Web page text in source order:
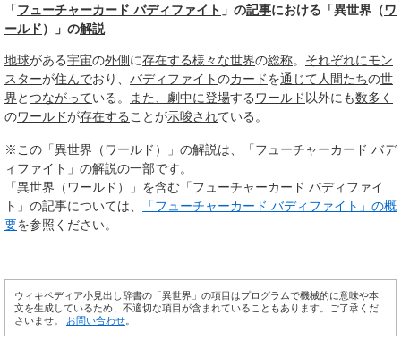
「フューチャーカード バディファイト 」の記事における「異世界（ワ
ールド）」の解説
地球がある宇宙の外側に存在する様々な世界の総称。 それぞれにモン
スターが住んでおり、 バディファイトのカードを通じて人間たちの世
界とつながっている。 また、 劇中に登場する ワールド 以外にも数多く
のワールドが存在することが示唆されている。
※この「異世界（ワールド）」の解説は、「フューチャーカード バデ
ィファイト」の解説の一部です。
「異世界（ワールド）」を含む「フューチャーカード バディファイ
ト」の記事については、
「フューチャーカード バディファイト」の概
要を参照ください。
ウィキペディア小見出し辞書の「異世界」の項目はプログラムで機械的に意味や本
文を生成しているため、不適切な項目が含まれていることもあります。ご了承くだ
さいませ。 お問い合わせ